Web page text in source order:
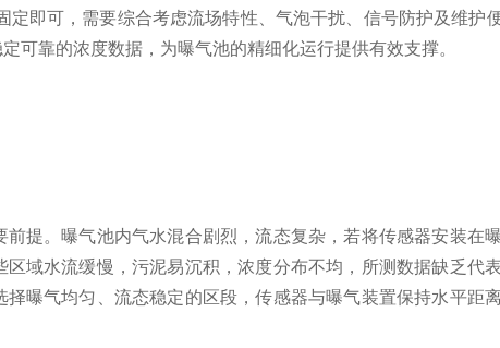
可，需要综合考虑流场特性、气泡干扰、信号防护及维护
可靠的浓度数据，为曝气池的精细化运行提供有效支撑。
。曝气池内气水混合剧烈，流态复杂，若将传感器安装在
域水流缓慢，污泥易沉积，浓度分布不均，所测数据缺乏代
曝气均匀、流态稳定的区段，传感器与曝气装置保持水平